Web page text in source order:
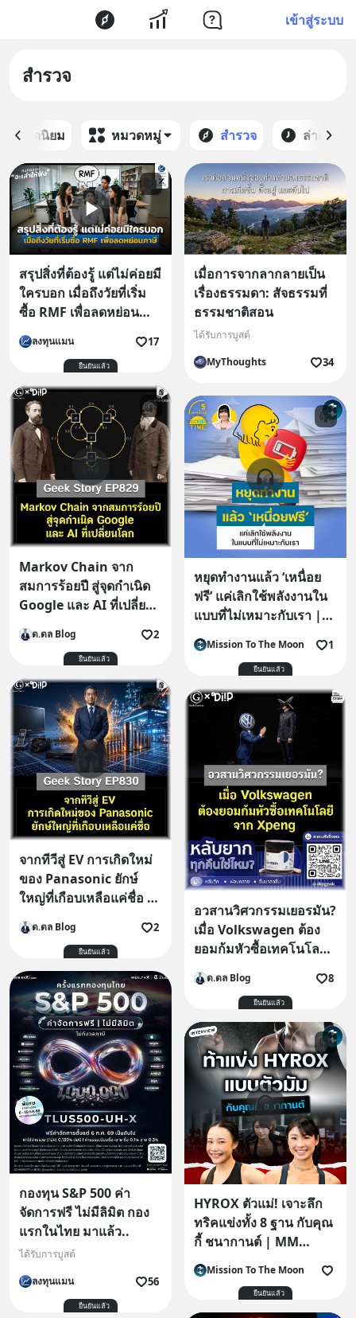
เข้าสู่ระบบ
สำรวจ
ยอดนิยม หมวดหมู่ สำรวจ ล่าสุด
สรุปสิ่งที่ต้องรู้ แต่ไม่ค่อยมี
ใครบอก เมื่อถึงวัยที่เริ่ม
ซื้อ RMF เพื่อลดหย่อน
ภาษี | ลงทุนแมนจะเล่า
ให้ฟังลงทุนแมน 17
ยืนยันแล้ว
เมื่อการจากลากลายเป็น
เรื่องธรรมดา: สัจธรรมที่
ธรรมชาติสอน
ได้รับการบูสต์
MyThoughts 34
Markov Chain จาก
สมการร้อยปี สู่จุดกำเนิด
Google และ AI ที่เปลี่ยน
โลก | Geek Story
EP829
ด.ดล Blog 2
ยืนยันแล้ว
หยุดทำงานแล้ว ‘เหนื่อย
ฟรี’ แค่เลิกใช้พลังงานใน
แบบที่ไม่เหมาะกับเรา |
5M EP.2536
Mission To The Moon 1
ยืนยันแล้ว
จากทีวีสู่ EV การเกิดใหม่
ของ Panasonic ยักษ์
ใหญ่ที่เกือบเหลือแค่ชื่อ |
Geek Story EP830
ด.ดล Blog 2
ยืนยันแล้ว
อวสานวิศวกรรมเยอรมัน?
เมื่อ Volkswagen ต้อง
ยอมก้มหัวซื้อเทคโนโลยี
จาก Xpeng
ด.ดล Blog 8
ยืนยันแล้ว
กองทุน S&P 500 ค่า
จัดการฟรี ไม่มีลิมิต กอง
แรกในไทย มาแล้ว..
ได้รับการบูสต์
ลงทุนแมน 56
ยืนยันแล้ว
HYROX ตัวแม่! เจาะลึก
ทริคแข่งทั้ง 8 ฐาน กับคุณ
กี้ ชนากานต์ | MM
EP.2724
Mission To The Moon
ยืนยันแล้ว